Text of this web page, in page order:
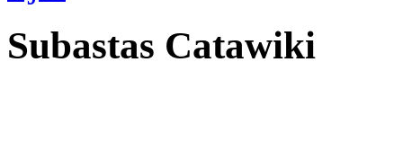
Subastas Catawiki